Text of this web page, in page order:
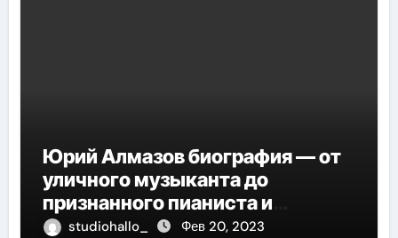
Юрий Алмазов биография — от
уличного музыканта до
признанного пианиста и
композитора
studiohallo_ Фев 20, 2023